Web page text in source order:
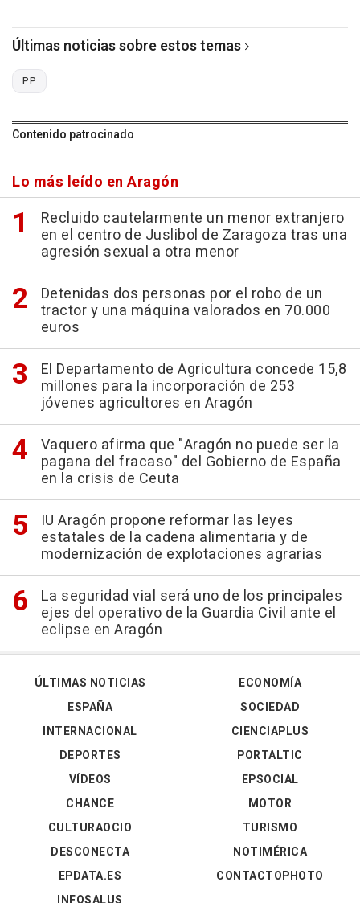
Últimas noticias sobre estos temas
PP
Contenido patrocinado
Lo más leído en Aragón
Recluido cautelarmente un menor extranjero
en el centro de Juslibol de Zaragoza tras una
agresión sexual a otra menor
Detenidas dos personas por el robo de un
tractor y una máquina valorados en 70.000
euros
El Departamento de Agricultura concede 15,8
millones para la incorporación de 253
jóvenes agricultores en Aragón
Vaquero afirma que "Aragón no puede ser la
pagana del fracaso" del Gobierno de España
en la crisis de Ceuta
IU Aragón propone reformar las leyes
estatales de la cadena alimentaria y de
modernización de explotaciones agrarias
La seguridad vial será uno de los principales
ejes del operativo de la Guardia Civil ante el
eclipse en Aragón
ÚLTIMAS NOTICIAS
ESPAÑA
INTERNACIONAL
DEPORTES
VÍDEOS
ECONOMÍA
SOCIEDAD
CIENCIAPLUS
PORTALTIC
EPSOCIAL
CHANCE
CULTURAOCIO
DESCONECTA
EPDATA.ES
MOTOR
TURISMO
NOTIMÉRICA
CONTACTOPHOTO